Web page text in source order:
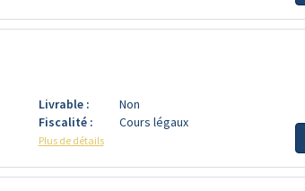
Livrable :
Non
Fiscalité :
Cours légaux
Plus de détails